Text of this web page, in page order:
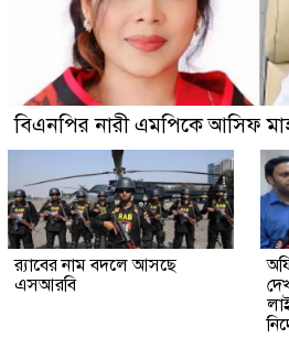
বিএনপির নারী এমপিকে আসিফ
র‍্যাবের নাম বদলে আসছে
এসআরবি